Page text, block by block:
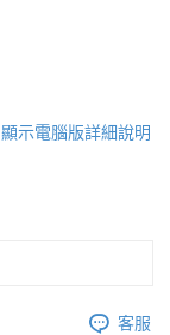
顯示電腦版詳細說明
客服